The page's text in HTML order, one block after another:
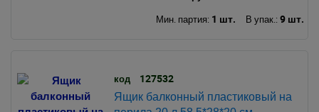
Мин. партия: 1 шт. В упак.: 9 шт.
код 127532
Ящик балконный пластиковый на